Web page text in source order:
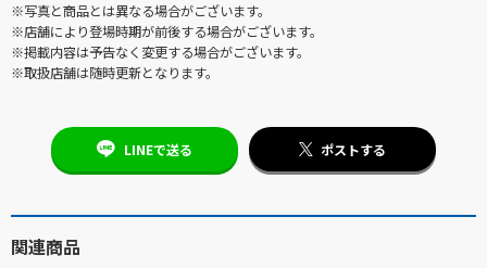
※写真と商品とは異なる場合がございます。
※店舗により登場時期が前後する場合がございます。
※掲載内容は予告なく変更する場合がございます。
※取扱店舗は随時更新となります。
LINEで送る ポストする
関連商品